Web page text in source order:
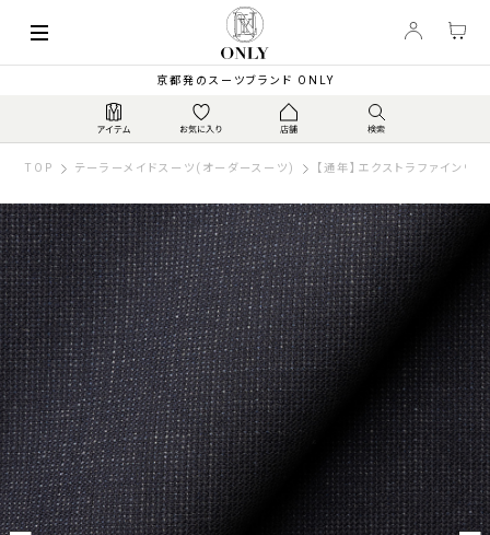
京都発のスーツブランド ONLY
TOP テーラーメイドスーツ(オーダースーツ) 【通年】エクストラファインウ